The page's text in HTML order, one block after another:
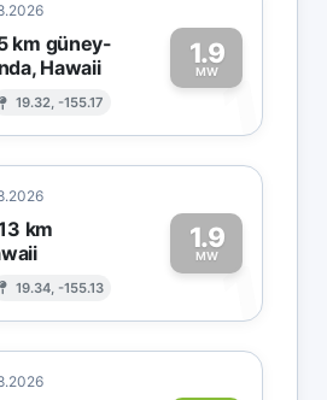
km güney-
Hawaii
19.32, -155.17
1.9
MW1
km
19.34, -155.13
1.9
MW1